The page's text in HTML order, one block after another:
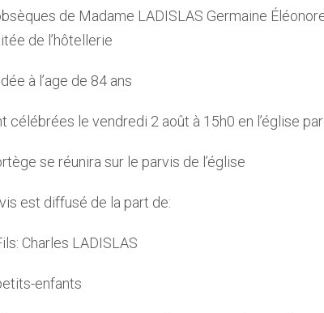
de Madame LADISLAS Germaine
de l’hôtellerie
à l’age de 84 ans
célébrées le vendredi 2 août à 15h0 en l’église
se réunira sur le parvis de l’église
est diffusé de la part de:
Charles LADISLAS
enfants